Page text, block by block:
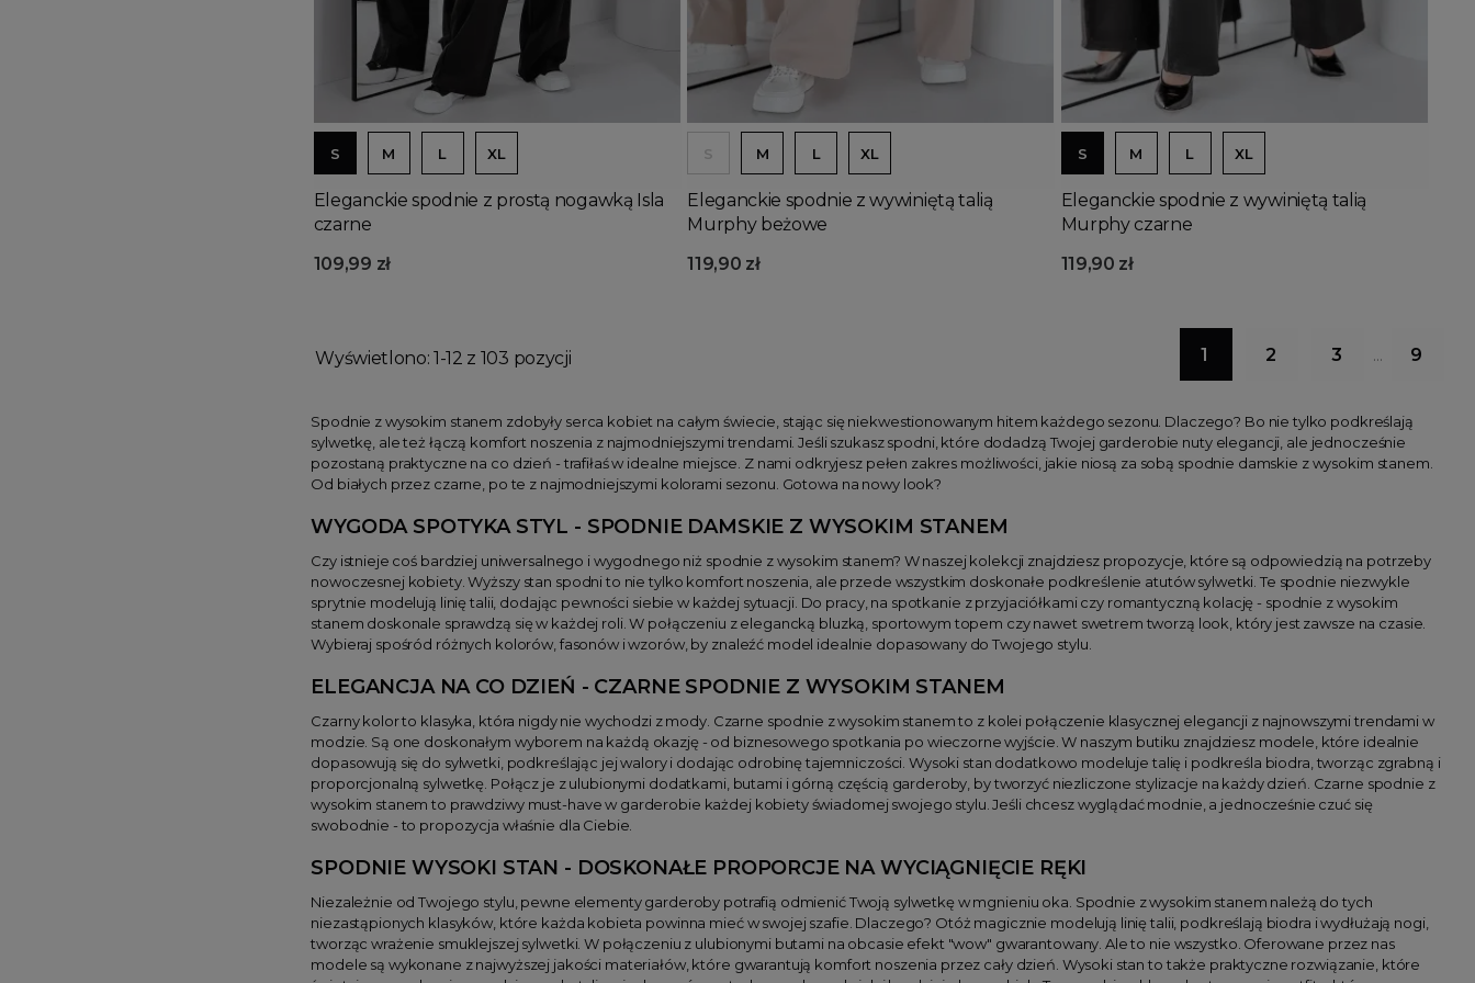
Dodaj do koszyka
S M L XL
Eleganckie spodnie z prostą nogawką Isla
czarne
109,99 zł
Dodaj do koszyka
S M L XL
Eleganckie spodnie z wywiniętą talią
Murphy beżowe
119,90 zł
S M L XL
Eleganckie spodnie z wywiniętą talią
Murphy czarne
119,90 zł
Wyświetlono: 1-12 z 103 pozycji 1 2 3 … 9
Spodnie z wysokim stanem zdobyły serca kobiet na całym świecie, stając się niekwestionowanym hitem każdego sezonu. Dlaczego? Bo nie tylko podkreślają
sylwetkę, ale też łączą komfort noszenia z najmodniejszymi trendami. Jeśli szukasz spodni, które dodadzą Twojej garderobie nuty elegancji, ale jednocześnie
pozostaną praktyczne na co dzień - trafiłaś w idealne miejsce. Z nami odkryjesz pełen zakres możliwości, jakie niosą za sobą spodnie damskie z wysokim stanem.
Od białych przez czarne, po te z najmodniejszymi kolorami sezonu. Gotowa na nowy look?
WYGODA SPOTYKA STYL - SPODNIE DAMSKIE Z WYSOKIM STANEM
Czy istnieje coś bardziej uniwersalnego i wygodnego niż spodnie z wysokim stanem? W naszej kolekcji znajdziesz propozycje, które są odpowiedzią na potrzeby
nowoczesnej kobiety. Wyższy stan spodni to nie tylko komfort noszenia, ale przede wszystkim doskonałe podkreślenie atutów sylwetki. Te spodnie niezwykle
sprytnie modelują linię talii, dodając pewności siebie w każdej sytuacji. Do pracy, na spotkanie z przyjaciółkami czy romantyczną kolację - spodnie z wysokim
stanem doskonale sprawdzą się w każdej roli. W połączeniu z elegancką bluzką, sportowym topem czy nawet swetrem tworzą look, który jest zawsze na czasie.
Wybieraj spośród różnych kolorów, fasonów i wzorów, by znaleźć model idealnie dopasowany do Twojego stylu.
ELEGANCJA NA CO DZIEŃ - CZARNE SPODNIE Z WYSOKIM STANEM
Czarny kolor to klasyka, która nigdy nie wychodzi z mody. Czarne spodnie z wysokim stanem to z kolei połączenie klasycznej elegancji z najnowszymi trendami w
modzie. Są one doskonałym wyborem na każdą okazję - od biznesowego spotkania po wieczorne wyjście. W naszym butiku znajdziesz modele, które idealnie
dopasowują się do sylwetki, podkreślając jej walory i dodając odrobinę tajemniczości. Wysoki stan dodatkowo modeluje talię i podkreśla biodra, tworząc zgrabną i
proporcjonalną sylwetkę. Połącz je z ulubionymi dodatkami, butami i górną częścią garderoby, by tworzyć niezliczone stylizacje na każdy dzień. Czarne spodnie z
wysokim stanem to prawdziwy must-have w garderobie każdej kobiety świadomej swojego stylu. Jeśli chcesz wyglądać modnie, a jednocześnie czuć się
swobodnie - to propozycja właśnie dla Ciebie.
SPODNIE WYSOKI STAN - DOSKONAŁE PROPORCJE NA WYCIĄGNIĘCIE RĘKI
Niezależnie od Twojego stylu, pewne elementy garderoby potrafią odmienić Twoją sylwetkę w mgnieniu oka. Spodnie z wysokim stanem należą do tych
niezastąpionych klasyków, które każda kobieta powinna mieć w swojej szafie. Dlaczego? Otóż magicznie modelują linię talii, podkreślają biodra i wydłużają nogi,
tworząc wrażenie smuklejszej sylwetki. W połączeniu z ulubionymi butami na obcasie efekt "wow" gwarantowany. Ale to nie wszystko. Oferowane przez nas
modele są wykonane z najwyższej jakości materiałów, które gwarantują komfort noszenia przez cały dzień. Wysoki stan to także praktyczne rozwiązanie, które